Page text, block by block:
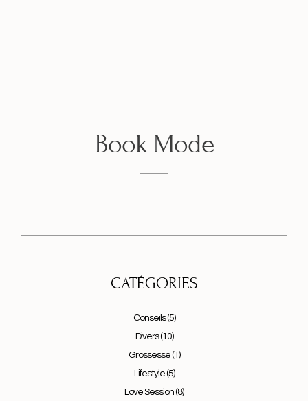
Book Mode
CATÉGORIES
Conseils(5)
Divers(10)
Grossesse(1)
Lifestyle(5)
Love Session (8)